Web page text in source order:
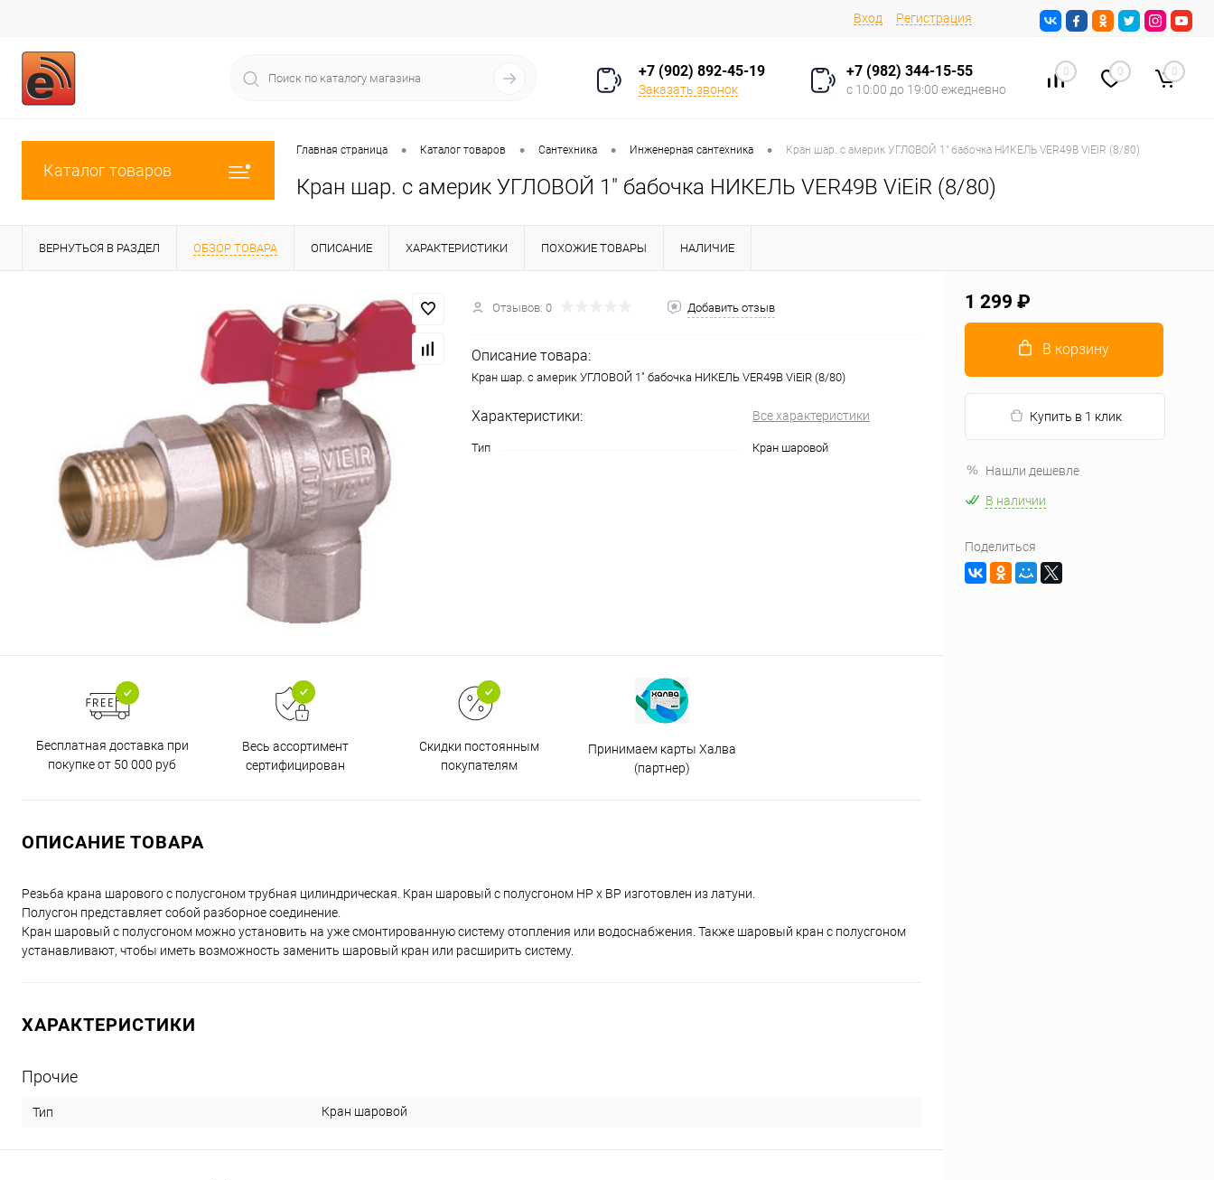
Вход Регистрация
+7 (902) 892-45-19
Заказать звонок
+7 (982) 344-15-55
с 10:00 до 19:00 ежедневно
0 0 0
Каталог товаров
Главная страница • Каталог товаров • Сантехника • Инженерная сантехника • Кран шар. с америк УГЛОВОЙ 1" бабочка НИКЕЛЬ VER49B ViEiR (8/80)
Кран шар. с америк УГЛОВОЙ 1" бабочка НИКЕЛЬ VER49B ViEiR (8/80)
ВЕРНУТЬСЯ В РАЗДЕЛ ОБЗОР ТОВАРА ОПИСАНИЕ ХАРАКТЕРИСТИКИ ПОХОЖИЕ ТОВАРЫ НАЛИЧИЕ
Отзывов: 0 Добавить отзыв
Описание товара:
Кран шар. с америк УГЛОВОЙ 1" бабочка НИКЕЛЬ VER49B ViEiR (8/80)
Характеристики: Все характеристики
Тип Кран шаровой
Бесплатная доставка при
покупке от 50 000 руб
Весь ассортимент
сертифицирован
Скидки постоянным
покупателям
Принимаем карты Халва
(партнер)
ОПИСАНИЕ ТОВАРА
Резьба крана шарового с полусгоном трубная цилиндрическая. Кран шаровый с полусгоном НР х ВР изготовлен из латуни.
Полусгон представляет собой разборное соединение.
Кран шаровый с полусгоном можно установить на уже смонтированную систему отопления или водоснабжения. Также шаровый кран с полусгоном
устанавливают, чтобы иметь возможность заменить шаровый кран или расширить систему.
ХАРАКТЕРИСТИКИ
Прочие
Тип Кран шаровой
1 299 ₽
В корзину
Купить в 1 клик
Нашли дешевле
В наличии
Поделиться